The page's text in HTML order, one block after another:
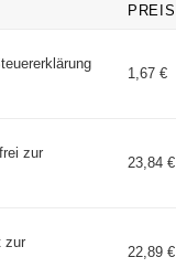
PREIS
1,67 €
zur
23,84 €
zur
22,89 €